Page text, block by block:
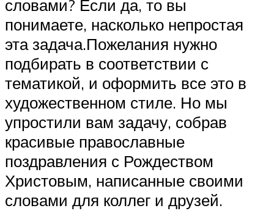
словами? Если да, то вы
понимаете, насколько непростая
эта задача.Пожелания нужно
подбирать в соответствии с
тематикой, и оформить все это в
художественном стиле. Но мы
упростили вам задачу, собрав
красивые православные
поздравления с Рождеством
Христовым, написанные своими
словами для коллег и друзей.